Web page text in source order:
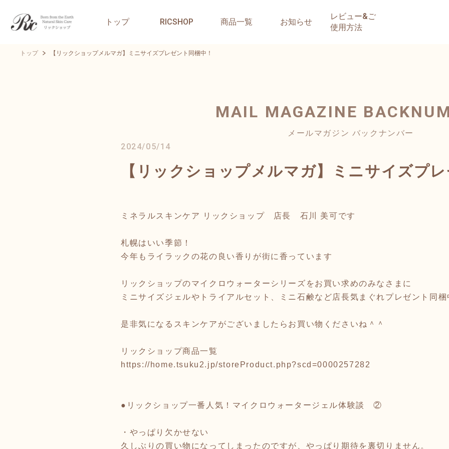
トップ RICSHOP 商品一覧 お知らせ
レビュー&ご
使用方法
トップ 【リックショップメルマガ】ミニサイズプレゼント同梱中！
MAIL MAGAZINE
メールマガジン バックナンバー
2024/05/14
【リックショップメルマガ】ミニサイズプ
ミネラルスキンケア リックショップ 店長 石川 美可です
札幌はいい季節！
今年もライラックの花の良い香りが街に香っています
リックショップのマイクロウォーターシリーズをお買い求めのみなさまに
ミニサイズジェルやトライアルセット、ミニ石鹸など店長気まぐれプレゼント同梱
是非気になるスキンケアがございましたらお買い物くださいね＾＾
リックショップ商品一覧
https://home.tsuku2.jp/storeProduct.php?scd=0000257282
●リックショップ一番人気！マイクロウォータージェル体験談 ②
・やっぱり欠かせない
久しぶりの買い物になってしまったのですが、やっぱり期待を裏切りません。